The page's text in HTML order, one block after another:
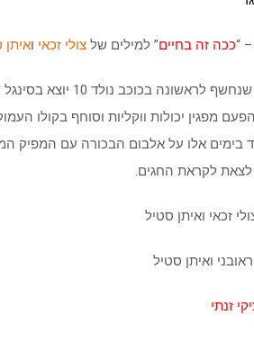
– “ככה זה בחיים” למילים של צולי זכאי ואיתן
שנחשף לראשונה בכוכב נולד 10 יוצא בסינגל שלישי מקפיץ ומעודד .
מפגין יכולות ווקליות וסוחף בקולו
בימים אלו על אלבום הבכורה עם המפיק
לקראת החגים.
זכאי ואיתן סטיל
ואיתן סטיל
זנתי